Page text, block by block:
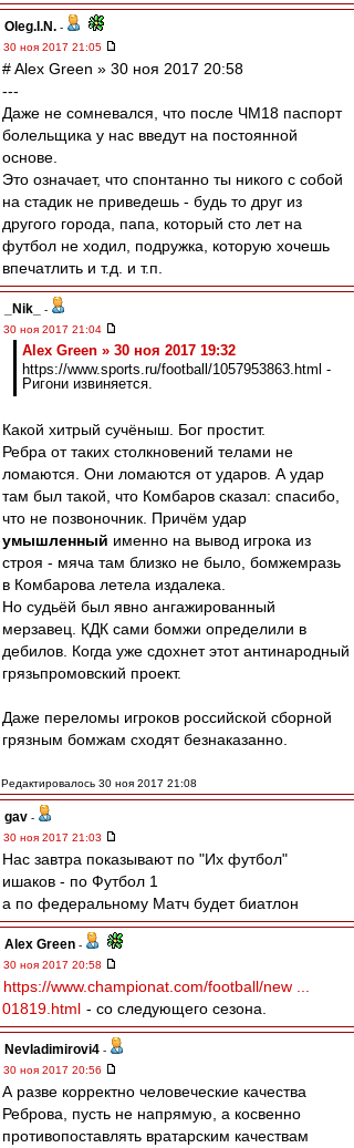
Oleg.I.N. -
30 ноя 2017 21:05
# Alex Green » 30 ноя 2017 20:58
---
Даже не сомневался, что после ЧМ18 паспорт
болельщика у нас введут на постоянной
основе.
Это означает, что спонтанно ты никого с собой
на стадик не приведешь - будь то друг из
другого города, папа, который сто лет на
футбол не ходил, подружка, которую хочешь
впечатлить и т.д. и т.п.
_Nik_
-
30 ноя 2017 21:04
Alex Green » 30 ноя 2017 19:32
https://www.sports.ru/football/1057953863.html -
Ригони извиняется.
Какой хитрый сучёныш. Бог простит.
Ребра от таких столкновений телами не
ломаются. Они ломаются от ударов. А удар
там был такой, что Комбаров сказал: спасибо,
что не позвоночник. Причём удар
умышленный именно на вывод игрока из
строя - мяча там близко не было, бомжемразь
в Комбарова летела издалека.
Но судьёй был явно ангажированный
мерзавец. КДК сами бомжи определили в
дебилов. Когда уже сдохнет этот антинародный
грязьпромовский проект.
Даже переломы игроков российской сборной
грязным бомжам сходят безнаказанно.
Редактировалось 30 ноя 2017 21:08
gav -
30 ноя 2017 21:03
Нас завтра показывают по "Их футбол"
ишаков - по Футбол 1
а по федеральному Матч будет биатлон
Alex Green -
30 ноя 2017 20:58
https://www.championat.com/football/new ...
01819.html - со следующего сезона.
Nevladimirovi4 -
30 ноя 2017 20:56
А разве корректно человеческие качества
Реброва, пусть не напрямую, а косвенно
противопоставлять вратарским качествам